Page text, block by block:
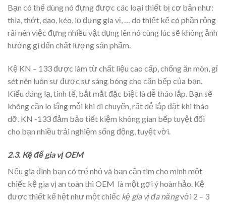
Bạn có thể dùng nó đựng được các loại thiết bị cơ bản như:
thìa, thớt, dao, kéo, lọ đựng gia vị, … do thiết kế có phần rộng
rãi nên việc đựng nhiều vật dụng lên nó cùng lúc sẽ không ảnh
hưởng gì đến chất lượng sản phẩm.
Kệ KN – 133 được làm từ chất liệu cao cấp, chống ăn mòn, gỉ
sét nên luôn sự được sự sáng bóng cho căn bếp của bạn.
Kiểu dáng lạ, tinh tế, bắt mắt đặc biệt là dễ tháo lắp. Bạn sẽ
không cần lo lắng mỗi khi di chuyển, rất dễ lắp đặt khi tháo
dỡ. KN -133 đảm bảo tiết kiệm không gian bếp tuyệt đối
cho bạn nhiều trải nghiệm sống động, tuyệt vời.
2.3. Kệ để gia vị OEM
Nếu gia đình bạn có trẻ nhỏ và bạn cần tìm cho mình một
chiếc kệ gia vị an toàn thì OEM là một gợi ý hoàn hảo. Kệ
được thiết kế hệt như một chiếc kệ gia vị đa năngvới 2 – 3